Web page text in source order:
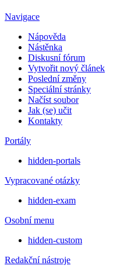
Navigace
Nápověda
Nástěnka
Diskusní fórum
Vytvořit nový článek
Poslední změny
Speciální stránky
Načíst soubor
Jak (se) učit
Kontakty
Portály
hidden-portals
Vypracované otázky
hidden-exam
Osobní menu
hidden-custom
Redakční nástroje